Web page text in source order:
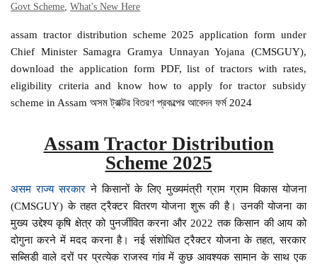
Govt Scheme ,What's New Here
assam tractor distribution scheme 2025 application form under
Chief Minister Samagra Gramya Unnayan Yojana (CMSGUY),
download the application form PDF, list of tractors with rates,
eligibility criteria and know how to apply for tractor subsidy
scheme in Assam অসম ট্রাক্টর বিতরণ প্রকল্পের আবেদন ফর্ম 2024
Assam Tractor Distribution
Scheme 2025
असम राज्य सरकार ने किसानों के लिए मुख्यमंत्री ग्राम ग्राम विकास योजना
(CMSGUY) के तहत ट्रैक्टर वितरण योजना शुरू की है। उनकी योजना का
मुख्य उद्देश्य कृषि क्षेत्र को पुनर्जीवित करना और 2022 तक किसान की आय को
दोगुना करने में मदद करना है। नई संशोधित ट्रैक्टर योजना के तहत, सरकार
सब्सिडी वाले दरों पर प्रत्येक राजस्व गांव में कुछ आवश्यक सामान के साथ एक